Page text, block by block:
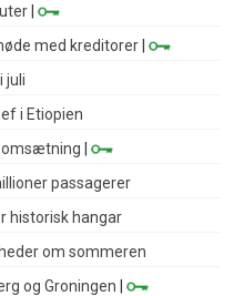
|
med kreditorer |
juli
i Etiopien
omsætning |
passagerer
historisk hangar
om sommeren
og Groningen |